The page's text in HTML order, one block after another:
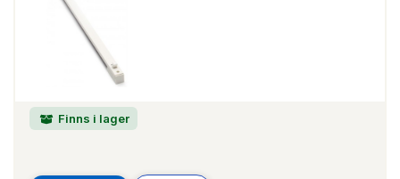
Finns i lager